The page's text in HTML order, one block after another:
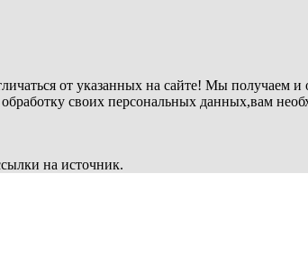
от указанных на сайте! Мы получаем
своих персональных данных,вам
на источник.